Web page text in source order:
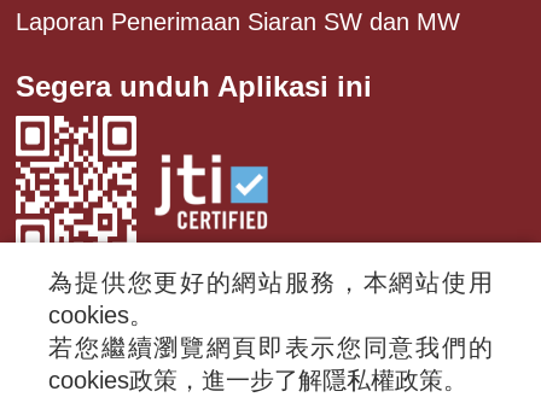
Laporan Penerimaan Siaran SW dan MW
Segera unduh Aplikasi ini
© 2024 RTI (Radio Taiwan International).
All rights reserved.
為提供您更好的網站服務，本網站使用
cookies。
若您繼續瀏覽網頁即表示您同意我們的
cookies政策，進一步了解隱私權政策。